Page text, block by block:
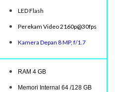
LED Flash
Perekam Video 2160p@30fps
Kamera Depan 8 MP, f/1.7
RAM 4 GB
Memori Internal 64 /128 GB